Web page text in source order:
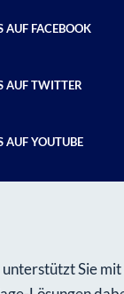
AUF FACEBOOK
AUF TWITTER
AUF YOUTUBE
Sie